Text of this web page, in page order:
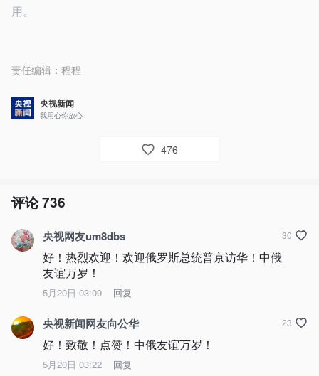
用。
责任编辑： 程程
央视新闻
我用心你放心
476
评论736
央视网友um8dbs
好！热烈欢迎！欢迎俄罗斯总统普京访华！中俄
友谊万岁！
5月20日 03:09 回复
30
央视新闻网友向公华
好！致敬！点赞！中俄友谊万岁！
5月20日 03:22 回复
23